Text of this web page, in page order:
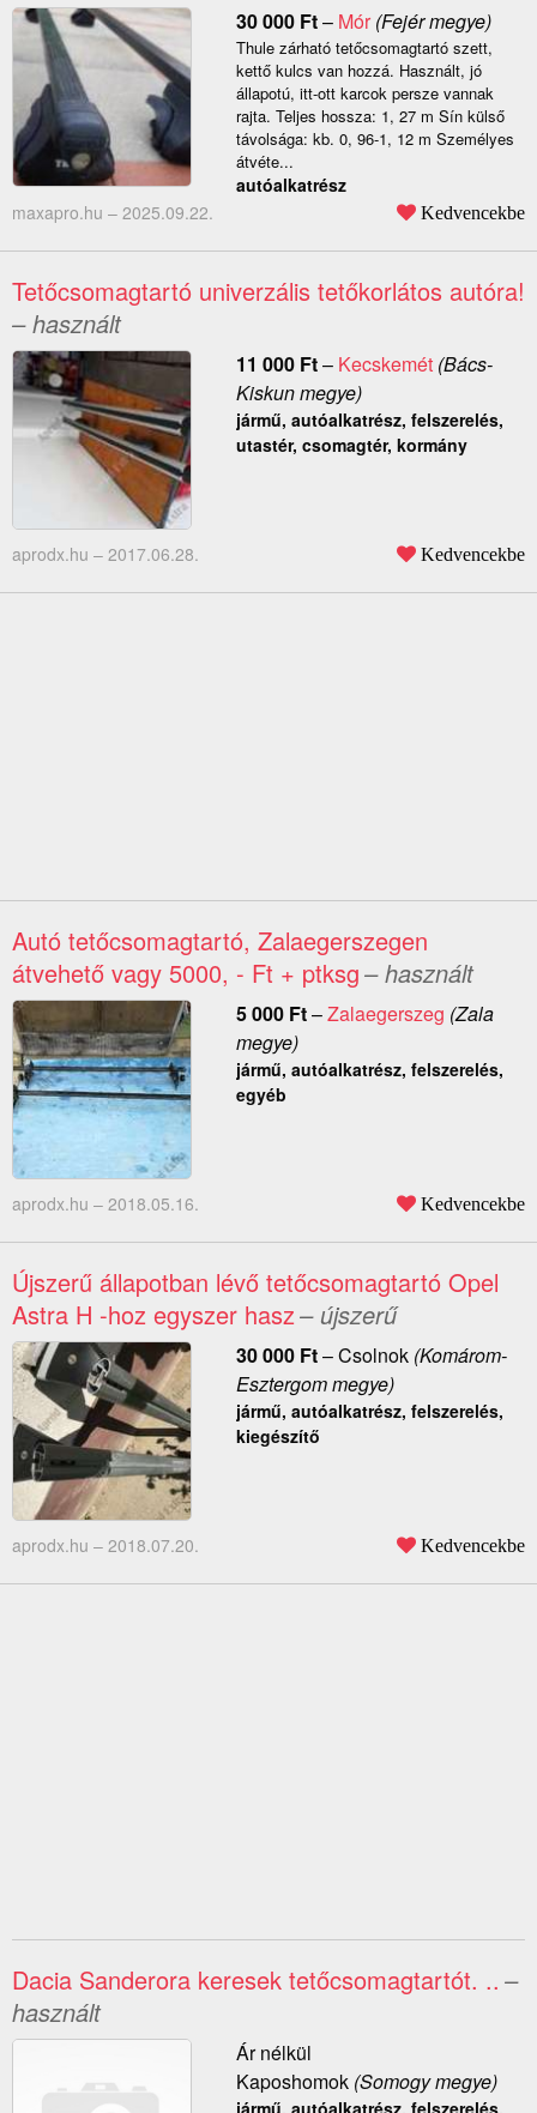
30 000 Ft– Mór(Fejér megye)
Thule zárható tetőcsomagtartó szett,
kettő kulcs van hozzá. Használt, jó
állapotú, itt-ott karcok persze vannak
rajta. Teljes hossza: 1, 27 m Sín külső
távolsága: kb. 0, 96-1, 12 m Személyes
átvéte...
autóalkatrész
maxapro.hu – 2025.09.22. Kedvencekbe
Tetőcsomagtartó univerzális tetőkorlátos autóra!
– használt
11 000 Ft– Kecskemét(Bács-
Kiskun megye)
jármű, autóalkatrész, felszerelés,
utastér, csomagtér, kormány
aprodx.hu – 2017.06.28. Kedvencekbe
Autó tetőcsomagtartó, Zalaegerszegen
átvehető vagy 5000, - Ft + ptksg– használt
5 000 Ft–Zalaegerszeg (Zala
megye)
jármű, autóalkatrész, felszerelés,
egyéb
aprodx.hu – 2018.05.16. Kedvencekbe
Újszerű állapotban lévő tetőcsomagtartó Opel
Astra H -hoz egyszer hasz– újszerű
30 000 Ft–Csolnok(Komárom-
Esztergom megye)
jármű, autóalkatrész, felszerelés,
kiegészítő
aprodx.hu – 2018.07.20. Kedvencekbe
Dacia Sanderora keresek tetőcsomagtartót. .. –
használt
Ár nélkül
Kaposhomok(Somogy megye)